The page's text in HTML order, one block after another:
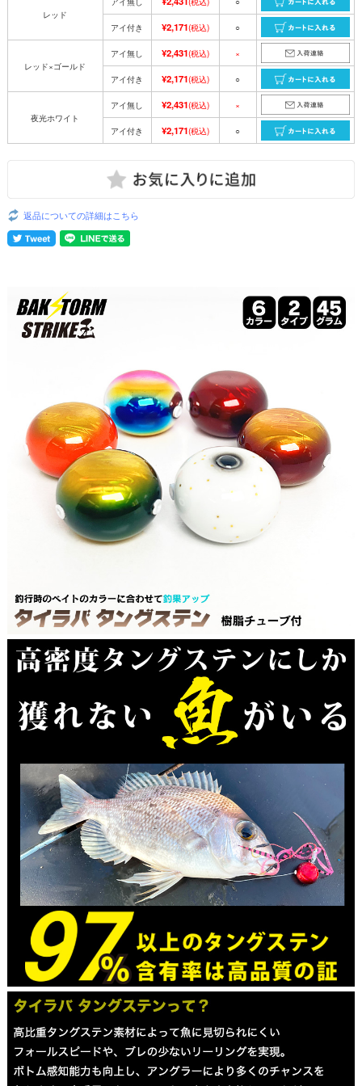
レッド
アイ付き ¥2,171(税込) ○
レッド×ゴールド
アイ無し ¥2,431(税込) ×
アイ付き ¥2,171(税込) ○
夜光ホワイト
アイ無し ¥2,431(税込) ×
アイ付き ¥2,171(税込) ○
返品についての詳細はこちら